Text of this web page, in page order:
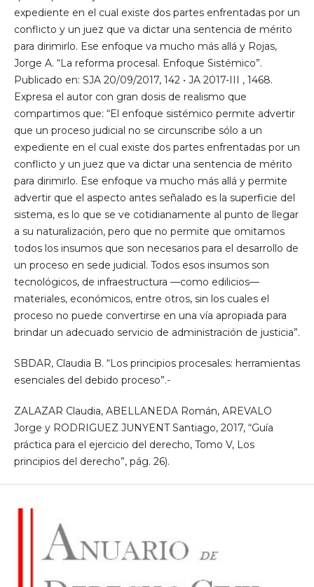
expediente en el cual existe dos partes enfrentadas por un
conflicto y un juez que va dictar una sentencia de mérito
para dirimirlo. Ese enfoque va mucho más allá y Rojas,
Jorge A. “La reforma procesal. Enfoque Sistémico”.
Publicado en: SJA 20/09/2017, 142 • JA 2017-III , 1468.
Expresa el autor con gran dosis de realismo que
compartimos que: “El enfoque sistémico permite advertir
que un proceso judicial no se circunscribe sólo a un
expediente en el cual existe dos partes enfrentadas por un
conflicto y un juez que va dictar una sentencia de mérito
para dirimirlo. Ese enfoque va mucho más allá y permite
advertir que el aspecto antes señalado es la superficie del
sistema, es lo que se ve cotidianamente al punto de llegar
a su naturalización, pero que no permite que omitamos
todos los insumos que son necesarios para el desarrollo de
un proceso en sede judicial. Todos esos insumos son
tecnológicos, de infraestructura —como edilicios—
materiales, económicos, entre otros, sin los cuales el
proceso no puede convertirse en una vía apropiada para
brindar un adecuado servicio de administración de justicia”.
SBDAR, Claudia B. “Los principios procesales: herramientas
esenciales del debido proceso”.-
ZALAZAR Claudia, ABELLANEDA Román, AREVALO
Jorge y RODRIGUEZ JUNYENT Santiago, 2017, “Guía
práctica para el ejercicio del derecho, Tomo V, Los
principios del derecho”, pág. 26).